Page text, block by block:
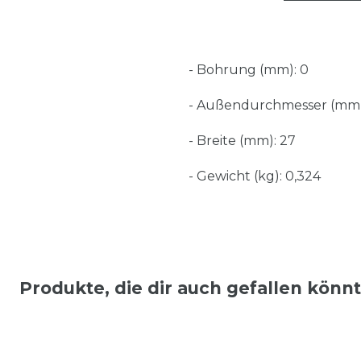
- Bohrung (mm): 0
- Außendurchmesser
- Breite (mm): 27
- Gewicht (kg): 0,324
Produkte, die dir auch gefallen